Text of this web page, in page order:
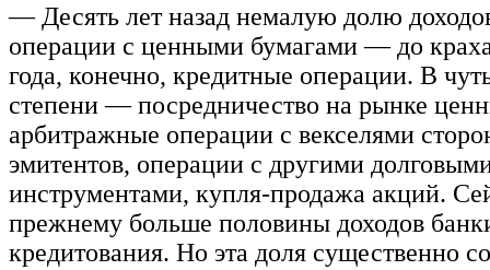
— Десять лет назад немалую долю
операции с ценными бумагами — до краха
года, конечно, кредитные операции. В
степени — посредничество на рынке
арбитражные операции с векселями
эмитентов, операции с другими
инструментами, купля-продажа акций.
прежнему больше половины доходов
кредитования. Но эта доля существенно